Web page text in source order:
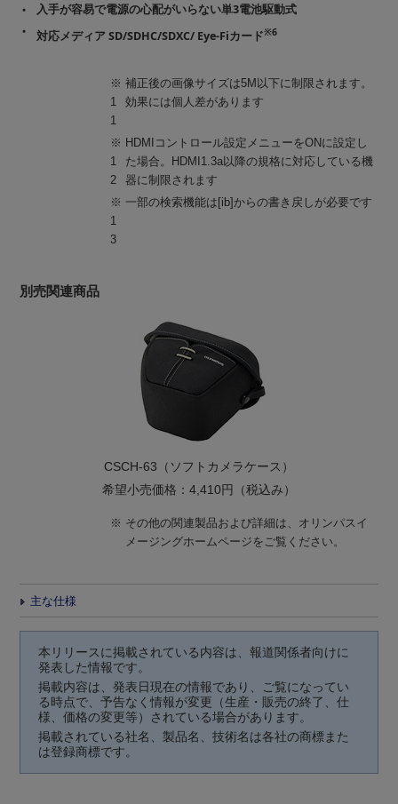
入手が容易で電源の心配がいらない単3電池駆動式
対応メディア SD/SDHC/SDXC/ Eye-Fiカード※6
※
1
1
補正後の画像サイズは5M以下に制限されます。
効果には個人差があります
※
1
2
HDMIコントロール設定メニューをONに設定し
た場合。HDMI1.3a以降の規格に対応している機
器に制限されます
※
1
3
一部の検索機能は[ib]からの書き戻しが必要です
別売関連商品
CSCH-63（ソフトカメラケース）
希望小売価格：4,410円（税込み）
※ その他の関連製品および詳細は、オリンパスイ
メージングホームページをご覧ください。
主な仕様
本リリースに掲載されている内容は、報道関係者向けに
発表した情報です。
掲載内容は、発表日現在の情報であり、ご覧になってい
る時点で、予告なく情報が変更（生産・販売の終了、仕
様、価格の変更等）されている場合があります。
掲載されている社名、製品名、技術名は各社の商標また
は登録商標です。